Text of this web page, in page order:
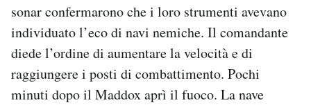
Area Personale
Newsletter
Regala il Post
Hai bisogno di aiuto?
Esci
sonar confermarono che i loro strumenti avevano
individuato l’eco di navi nemiche. Il comandante
diede l’ordine di aumentare la velocità e di
raggiungere i posti di combattimento. Pochi
minuti dopo il Maddox aprì il fuoco. La nave